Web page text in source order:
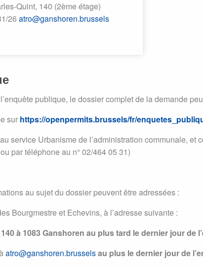
Quint, 140 (2ème étage)
26 atro@ganshoren.brussels
publique, le dossier complet de la demande
sur https://openpermits.brussels/fr/
Urbanisme de l’administration communale, et
ou par téléphone au n° 02/464 05 31)
au sujet du dossier peuvent être adressées :
et Echevins, à l’adresse suivante :
à 1083 Ganshoren au plus tard le dernier jour de
atro@ganshoren.brusselsau plus le dernier jour de